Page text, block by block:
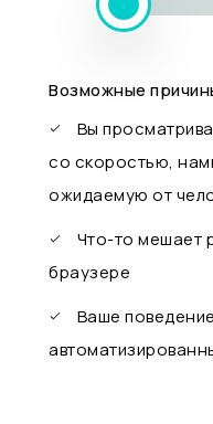
Возможные
Вы
со скоростью,
ожидаемую от
Что-то мешает
браузере
Ваше